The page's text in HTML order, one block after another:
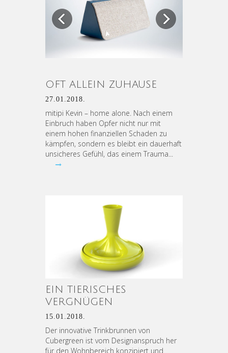
Previous Next
OFT ALLEIN ZUHAUSE
27.01.2018.
mitipi Kevin – home alone. Nach einem
Einbruch haben Opfer nicht nur mit
einem hohen finanziellen Schaden zu
kämpfen, sondern es bleibt ein dauerhaft
unsicheres Gefühl, das einem Trauma...
EIN TIERISCHES
VERGNÜGEN
15.01.2018.
Der innovative Trinkbrunnen von
Cubergreen ist vom Designanspruch her
für den Wohnbereich konzipiert und